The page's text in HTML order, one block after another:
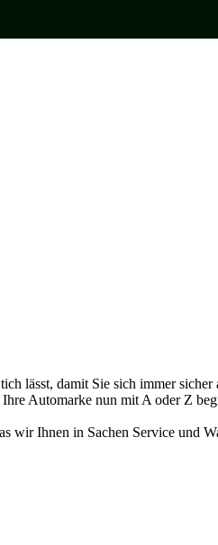
lässt, damit Sie sich immer sicher
Automarke nun mit A oder Z
wir Ihnen in Sachen Service und